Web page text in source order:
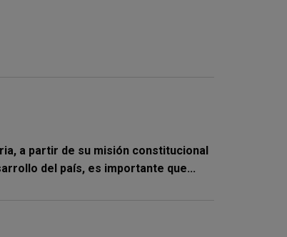
a partir de su misión constitucional
del país, es importante que...